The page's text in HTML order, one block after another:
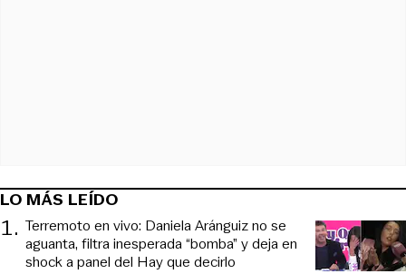
LO MÁS LEÍDO
1. Terremoto en vivo: Daniela Aránguiz no se
aguanta, filtra inesperada “bomba” y deja en
shock a panel del Hay que decirlo